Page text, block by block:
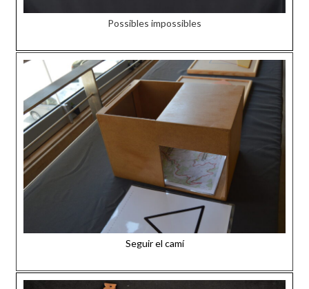
Possibles impossibles
Seguir el camí